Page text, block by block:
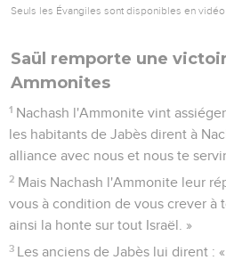
Seuls les Évangiles sont disponibles en vidéo
Saül remporte une
Ammonites
1 Nachash l'Ammonite vint
les habitants de Jabès dirent à
alliance avec nous et nous te
2 Mais Nachash l'Ammonite leur
vous à condition de vous crever
ainsi la honte sur tout Israël. »
3 Les anciens de Jabès lui dirent :